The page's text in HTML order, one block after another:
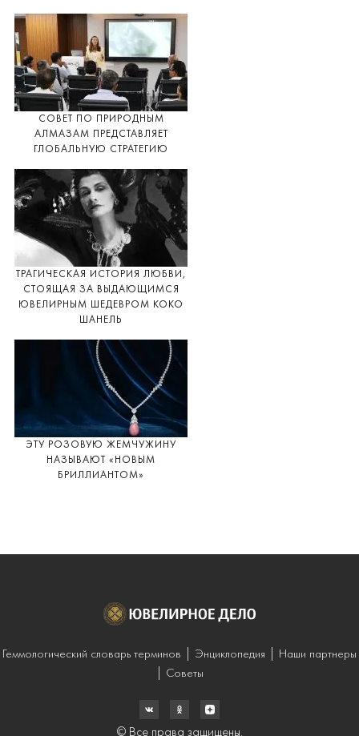
СОВЕТ ПО ПРИРОДНЫМ
АЛМАЗАМ ПРЕДСТАВЛЯЕТ
ГЛОБАЛЬНУЮ СТРАТЕГИЮ
ТРАГИЧЕСКАЯ ИСТОРИЯ ЛЮБВИ,
СТОЯЩАЯ ЗА ВЫДАЮЩИМСЯ
ЮВЕЛИРНЫМ ШЕДЕВРОМ КОКО
ШАНЕЛЬ
ЭТУ РОЗОВУЮ ЖЕМЧУЖИНУ
НАЗЫВАЮТ «НОВЫМ
БРИЛЛИАНТОМ»
Геммологический словарь терминов Энциклопедия
Наши партнеры
Советы
© Все права защищены.